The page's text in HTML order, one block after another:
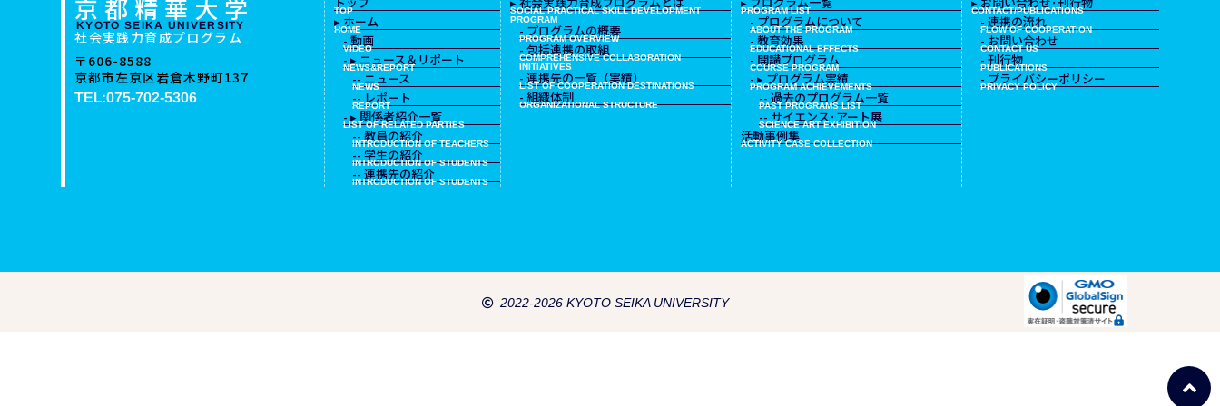
京都精華大学
KYOTO SEIKA UNIVERSITY
社会実践力育成プログラム
〒606-8588
京都市左京区岩倉木野町137
TEL:075-702-5306
TOP
▸ ホーム
HOME
- 動画
VIDEO
- ▸ ニュース＆リポート
NEWS&REPORT
-- ニュース
NEWS
-- レポート
REPORT
- ▸ 関係者紹介一覧
LIST OF RELATED PARTIES
-- 教員の紹介
INTRODUCTION OF TEACHERS
-- 学生の紹介
INTRODUCTION OF STUDENTS
-- 連携先の紹介
INTRODUCTION OF STUDENTS
SOCIAL PRACTICAL SKILL DEVELOPMENT
PROGRAM
- プログラムの概要
PROGRAM OVERVIEW
- 包括連携の取組
COMPREHENSIVE COLLABORATION
INITIATIVES
- 連携先の一覧（実績）
LIST OF COOPERATION DESTINATIONS
- 組織体制
ORGANIZATIONAL STRUCTURE
PROGRAM LIST
- プログラムについて
ABOUT THE PROGRAM
- 教育効果
EDUCATIONAL EFFECTS
- 開講プログラム
COURSE PROGRAM
- ▸ プログラム実績
PROGRAM ACHIEVEMENTS
-- 過去のプログラム一覧
PAST PROGRAMS LIST
-- サイエンス･アート展
SCIENCE ART EXHIBITION
活動事例集
ACTIVITY CASE COLLECTION
CONTACT/PUBLICATIONS
- 連携の流れ
FLOW OF COOPERATION
- お問い合わせ
CONTACT US
- 刊行物
PUBLICATIONS
- プライバシーポリシー
PRIVACY POLICY
2022-2026 KYOTO SEIKA UNIVERSITY